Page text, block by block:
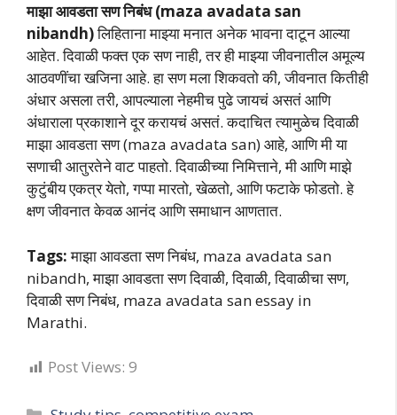
माझा आवडता सण निबंध (maza avadata san
nibandh)लिहिताना माझ्या मनात अनेक भावना दाटून आल्या
आहेत. दिवाळी फक्त एक सण नाही, तर ही माझ्या जीवनातील अमूल्य
आठवणींचा खजिना आहे. हा सण मला शिकवतो की, जीवनात कितीही
अंधार असला तरी, आपल्याला नेहमीच पुढे जायचं असतं आणि
अंधाराला प्रकाशाने दूर करायचं असतं. कदाचित त्यामुळेच दिवाळी
माझा आवडता सण (maza avadata san) आहे, आणि मी या
सणाची आतुरतेने वाट पाहतो. दिवाळीच्या निमित्ताने, मी आणि माझे
कुटुंबीय एकत्र येतो, गप्पा मारतो, खेळतो, आणि फटाके फोडतो. हे
क्षण जीवनात केवळ आनंद आणि समाधान आणतात.
Tags:माझा आवडता सण निबंध, maza avadata san
nibandh, माझा आवडता सण दिवाळी, दिवाळी, दिवाळीचा सण,
दिवाळी सण निबंध, maza avadata san essay in
Marathi.
Post Views: 9